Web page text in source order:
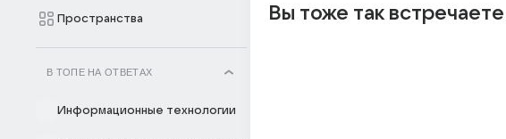
Пространства
В ТОПЕ НА ОТВЕТАХ
Информационные технологии
Вы тоже так